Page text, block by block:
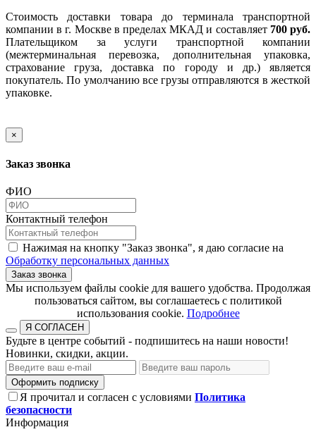
Стоимость доставки товара до терминала транспортной
компании в г. Москве в пределах МКАД и составляет 700 руб.
Плательщиком за услуги транспортной компании
(межтерминальная перевозка, дополнительная упаковка,
страхование груза, доставка по городу и др.) является
покупатель. По умолчанию все грузы отправляются в жесткой
упаковке.
×
Заказ звонка
ФИО
Контактный телефон
Нажимая на кнопку "Заказ звонка", я даю согласие на
Обработку персональных данных
Заказ звонка
​​​​​​​Мы используем файлы cookie для вашего удобства. Продолжая
пользоваться сайтом, вы соглашаетесь с политикой
использования cookie.​​​​​​​ Подробнее
Я СОГЛАСЕН
Будьте в центре событий - подпишитесь на наши новости!
Новинки, скидки, акции.
Оформить подписку
Я прочитал и согласен с условиями Политика
безопасности
Информация